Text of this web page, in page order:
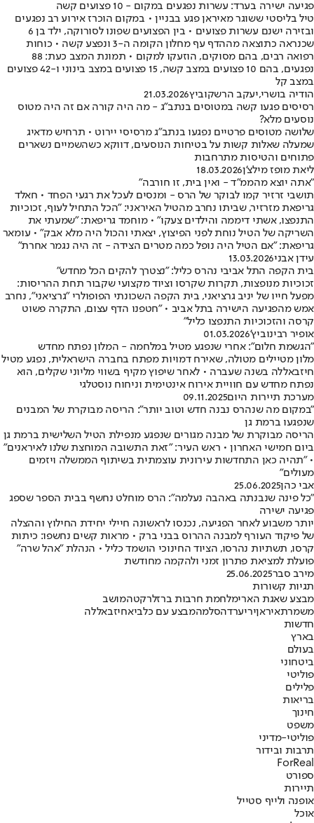
פגיעה ישירה בערד: עשרות נפגעים במקום - 10 פצועים קשה
טיל בליסטי ששוגר מאיראן פגע בבניין • במקום הוכרז אירוע רב נפגעים
ובזירה ישנם עשרות פצועים • בין הפצועים שפונו לסורוקה, ילד בן 6
שכנראה כתוצאה מההדף עף מחלון הקומה ה-3 ונפצע קשה • כוחות
רפואה רבים, בהם מסוקים, הוזעקו למקום • תמונת המצב כעת: 88
נפגעים, בהם 10 פצועים במצב קשה, 15 פצועים במצב בינוני ו-42 פצועים
במצב קל
הודיה בושרי,יעקב הרשקוביץ21.03.2026
רסיסים פגעו קשה במטוסים בנתב"ג - מה היה קורה אם זה היה מטוס
נוסעים מלא?
שלושה מטוסים פרטיים נפגעו בנתב"ג מרסיסי יירוט • תרחיש מדאיג
שמעלה שאלות קשות על בטיחות הנוסעים, דווקא כשהשמיים נשארים
פתוחים והטיסות מתרחבות
ליאת מופז מילצ'ן18.03.2026
"אתה יוצא מהממ"ד - ואין בית, זו חורבה"
תושבי זרזיר קמו לבוקר של הרס - ומנסים לעכל את רגעי הפחד • חאלד
גריפאת מזרזיר, שביתו נחרב מהטיל האיראני: "הכל התחיל לעוף, זכוכיות
התנפצו, אשתי דיממה והילדים צעקו" • מוחמד גריפאת: "שמעתי את
השריקה של הטיל נוחת לפני הפיצוץ, יצאתי והכול היה מלא אבק" • עומאר
גריפאת: "אם הטיל היה נופל כמה מטרים הצידה - זה היה נגמר אחרת"
עידן אבני13.03.2026
בית הקפה התל אביבי נהרס כליל: "נצטרך להקים הכל מחדש"
זכוכיות מנופצות, תקרות שקרסו וציוד מקצועי שקבור תחת ההריסות:
מפעל חייו של יניב גרציאני, בית הקפה השכונתי הפופולרי "גרציאני", נחרב
אמש מהפגיעה הישירה בתל אביב • "חטפנו הדף עצום, התקרה פשוט
קרסה והזכוכיות התנפצו כליל"
אופיר רבינוביץ'01.03.2026
"הגשמת חלום": אחרי שנפגע מטיל במלחמה - המלון נפתח מחדש
מלון מטיילים מטולה, שאירח דמויות מפתח בחברה הישראלית, נפגע מטיל
חיזבאללה בשנה שעברה • לאחר שיפוץ מקיף בשווי מליוני שקלים, הוא
נפתח מחדש עם חוויית אירוח אינטימית וניחוח נוסטלגי
מערכת תיירות היום09.11.2025
"במקום מה שנהרס נבנה חדש וטוב יותר": הריסה מבוקרת של המבנים
שנפגעו ברמת גן
הריסה מבוקרת של מבנה מגורים שנפגע מנפילת הטיל השלישית ברמת גן
ביום חמישי האחרון • ראש העיר: "זאת התשובה המוחצת שלנו לאיראנים"
• "תהיה כאן התחדשות עירונית עוצמתית בשיתוף הממשלה ויזמים
מעולים"
אבי כהן25.06.2025
"כל פינה שנבנתה באהבה נעלמה": הרס מוחלט נחשף בבית הספר שספג
פגיעה ישירה
יותר משבוע לאחר הפגיעה, נכנסו לראשונה חיילי יחידת החילוץ וההצלה
של פיקוד העורף למבנה ההרוס בבני ברק • מראות קשים נחשפו: כיתות
קרסו, תשתיות נהרסו, הציוד החינוכי הושמד כליל • הנהלת "אהל שרה"
פועלת למציאת פתרון זמני ולהקמה מחודשת
מירב סבר25.06.2025
תגיות קשורות
מבצע שאגת הארימלחמת חרבות ברזלרקטהמושב
משמרתאיראןיריערדהסלמהמבצע עם כלביאחיזבאללה
חדשות
בארץ
בעולם
ביטחוני
פוליטי
פלילים
בריאות
חינוך
משפט
פוליטי-מדיני
תרבות ובידור
ForReal
ספורט
תיירות
אופנה ולייף סטייל
אוכל